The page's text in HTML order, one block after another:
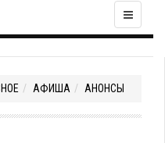
АФИША АНОНСЫ